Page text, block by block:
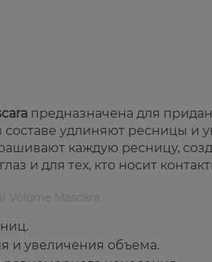
предназначена для
удлиняют ресницы и
каждую ресницу,
и для тех, кто носит
и увеличения объема.